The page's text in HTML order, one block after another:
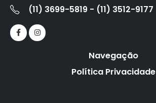
(11) 3699-5819 - (11) 3512-9177
Navegação
Política Privacidade